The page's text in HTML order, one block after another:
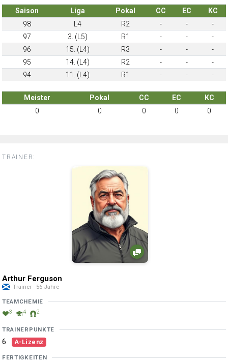
Saison Liga Pokal CC EC
KC
98
L4 R2 - -
-
97
3. (L5) R1 - -
-
96
15. (L4) R3 - -
-
95
14. (L4) R2 - -
-
94
11. (L4) R1 - - -
Meister Pokal CC EC
KC
0
0 0 0 0
TRAINER:
Arthur Ferguson
Trainer · 56 Jahre
TEAMCHEMIE
3 4 2
TRAINERPUNKTE
6 A-Lizenz
FERTIGKEITEN